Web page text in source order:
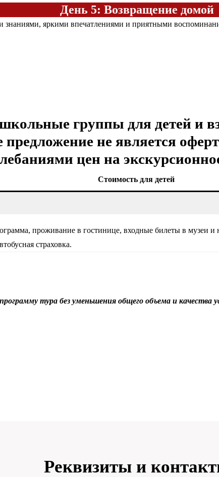
День 5: Возвращение домой
яркими впечатлениями и приятными
группы для детей и
предложение не является
цен на
Стоимость для детей
проживание в гостинице, входные билеты в музеи и
страховка.
тура без уменьшения общего объема и качества
Реквизиты и